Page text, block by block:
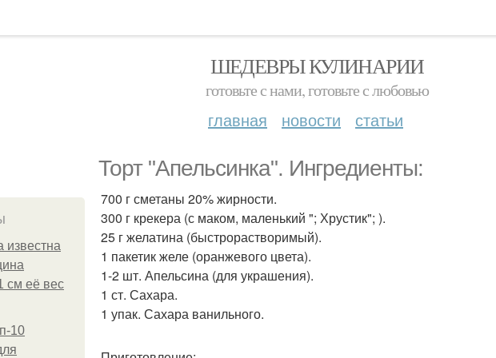
ШЕДЕВРЫ КУЛИНАРИИ
готовьте с нами, готовьте с любовью
главная новости статьи
Торт "Апельсинка". Ингредиенты:
известна
см её вес
10
700 г сметаны 20% жирности.
300 г крекера (с маком, маленький "; Хрустик"; ).
25 г желатина (быстрорастворимый).
1 пакетик желе (оранжевого цвета).
1-2 шт. Апельсина (для украшения).
1 ст. Сахара.
1 упак. Сахара ванильного.